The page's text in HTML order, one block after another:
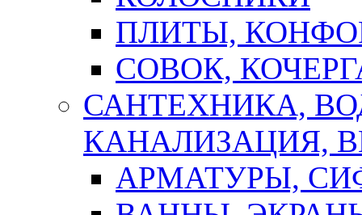
ПЛИТЫ,
СОВОК,
САНТЕХНИКА,
КАНАЛИЗАЦИЯ,
АРМАТУРЫ,